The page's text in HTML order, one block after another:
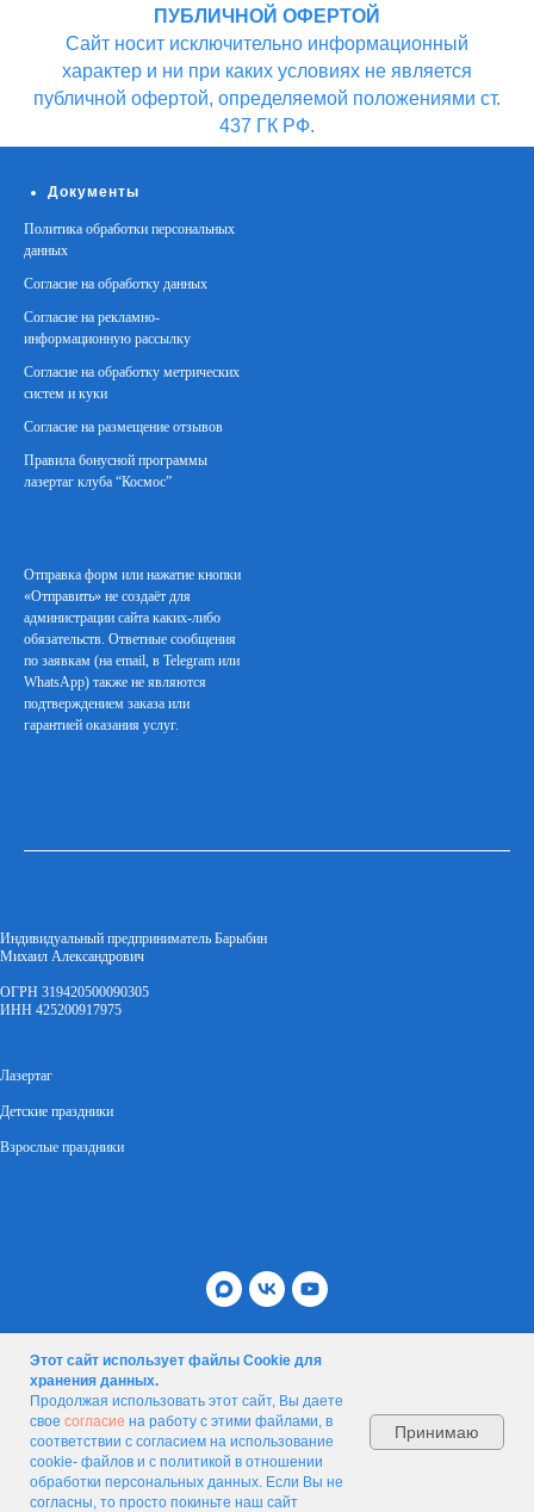
ПУБЛИЧНОЙ ОФЕРТОЙ
Cайт носит исключительно информационный
характер и ни при каких условиях не является
публичной офертой, определяемой положениями ст.
437 ГК РФ.
Этот сайт использует файлы Cookie для
хранения данных.
Продолжая использовать этот сайт, Вы даете
свое согласие на работу с этими файлами, в
соответствии с согласием на использование
cookie- файлов и с политикой в отношении
обработки персональных данных. Если Вы не
согласны, то просто покиньте наш сайт
Принимаю
Документы
Политика обработки персональных
данных
Согласие на обработку данных
Согласие на рекламно-
информационную рассылку
Согласие на обработку метрических
систем и куки
Согласие на размещение отзывов
Правила бонусной программы
лазертаг клуба “Космос”
Отправка форм или нажатие кнопки
«Отправить» не создаёт для
администрации сайта каких-либо
обязательств. Ответные сообщения
по заявкам (на email, в Telegram или
WhatsApp) также не являются
подтверждением заказа или
гарантией оказания услуг.
Индивидуальный предприниматель Барыбин
Михаил Александрович
ОГРН 319420500090305
ИНН 425200917975
Лазертаг
Детские праздники
Взрослые праздники
Made on Tilda